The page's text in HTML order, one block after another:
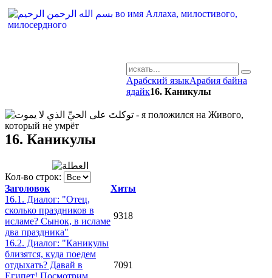
Арабский языкАрабия байна
ядайк16. Каникулы
16. Каникулы
Кол-во строк:
Заголовок
Хиты
16.1. Диалог: "Отец,
сколько праздников в
исламе? Сынок, в исламе
два праздника"
9318
16.2. Диалог: "Каникулы
близятся, куда поедем
отдыхать? Давай в
Египет! Посмотрим
7091